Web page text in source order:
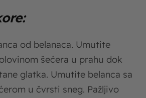
od belanaca. Umutite
šećera u prahu dok
glatka. Umutite belanca sa
u čvrsti sneg. Pažljivo